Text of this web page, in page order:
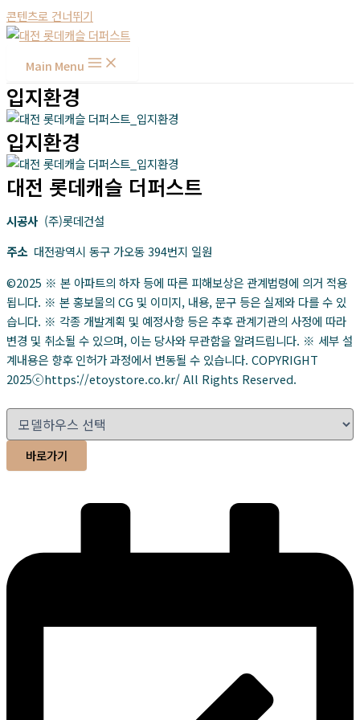
콘텐츠로 건너뛰기
Main Menu
입지환경
입지환경
대전 롯데캐슬 더퍼스트
시공사 (주)롯데건설
주소대전광역시 동구 가오동 394번지 일원
©2025 ※ 본 아파트의 하자 등에 따른 피해보상은 관계법령에 의거 적용
됩니다. ※ 본 홍보물의 CG 및 이미지, 내용, 문구 등은 실제와 다를 수 있
습니다. ※ 각종 개발계획 및 예정사항 등은 추후 관계기관의 사정에 따라
변경 및 취소될 수 있으며, 이는 당사와 무관함을 알려드립니다. ※ 세부 설
계내용은 향후 인허가 과정에서 변동될 수 있습니다. COPYRIGHT
2025ⓒhttps://etoystore.co.kr/ All Rights Reserved.
바로가기